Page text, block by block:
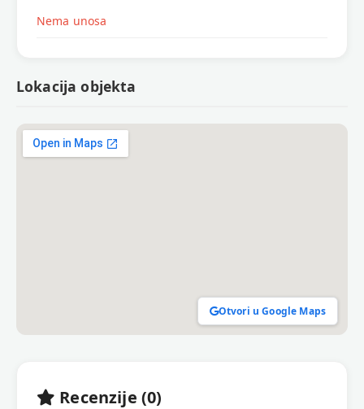
Nema unosa
Lokacija objekta
Otvori u Google Maps
Recenzije (0)